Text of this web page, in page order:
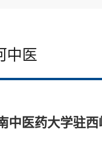
中医
中医药大学驻